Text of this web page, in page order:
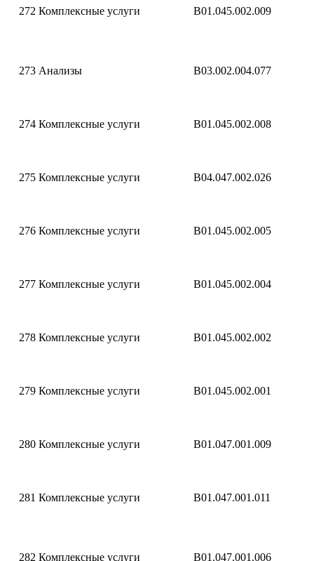
272 Комплексные услуги B01.045.002.009
273 Анализы B03.002.004.077
274 Комплексные услуги B01.045.002.008
275 Комплексные услуги B04.047.002.026
276 Комплексные услуги B01.045.002.005
277 Комплексные услуги B01.045.002.004
278 Комплексные услуги B01.045.002.002
279 Комплексные услуги B01.045.002.001
280 Комплексные услуги B01.047.001.009
281 Комплексные услуги B01.047.001.011
282 Комплексные услуги B01.047.001.006